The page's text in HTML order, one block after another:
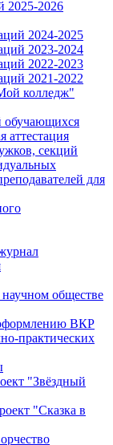
2025-2026
2024-2025
2023-2024
2022-2023
2021-2022
колледж"
обучающихся
аттестация
секций
для
обществе
ВКР
практических
"Звёздный
"Сказка в